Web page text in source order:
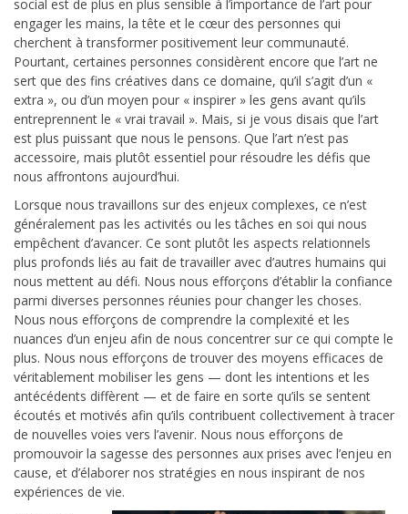
social est de plus en plus sensible à l’importance de l’art pour
engager les mains, la tête et le cœur des personnes qui
cherchent à transformer positivement leur communauté.
Pourtant, certaines personnes considèrent encore que l’art ne
sert que des fins créatives dans ce domaine, qu’il s’agit d’un «
extra », ou d’un moyen pour « inspirer » les gens avant qu’ils
entreprennent le « vrai travail ». Mais, si je vous disais que l’art
est plus puissant que nous le pensons. Que l’art n’est pas
accessoire, mais plutôt essentiel pour résoudre les défis que
nous affrontons aujourd’hui.
Lorsque nous travaillons sur des enjeux complexes, ce n’est
généralement pas les activités ou les tâches en soi qui nous
empêchent d’avancer. Ce sont plutôt les aspects relationnels
plus profonds liés au fait de travailler avec d’autres humains qui
nous mettent au défi. Nous nous efforçons d’établir la confiance
parmi diverses personnes réunies pour changer les choses.
Nous nous efforçons de comprendre la complexité et les
nuances d’un enjeu afin de nous concentrer sur ce qui compte le
plus. Nous nous efforçons de trouver des moyens efficaces de
véritablement mobiliser les gens — dont les intentions et les
antécédents diffèrent — et de faire en sorte qu’ils se sentent
écoutés et motivés afin qu’ils contribuent collectivement à tracer
de nouvelles voies vers l’avenir. Nous nous efforçons de
promouvoir la sagesse des personnes aux prises avec l’enjeu en
cause, et d’élaborer nos stratégies en nous inspirant de nos
expériences de vie.